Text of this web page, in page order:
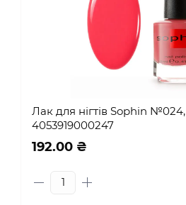
Лак для нігтів Sophin №024,
4053919000247
192.00 ₴